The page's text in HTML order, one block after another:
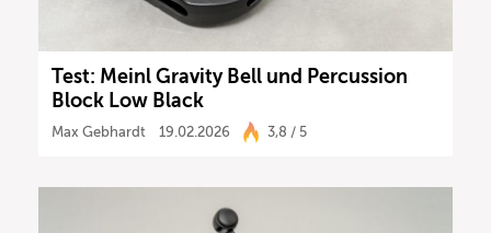
Test: Meinl Gravity Bell und Percussion
Block Low Black
Max Gebhardt 19.02.2026 3,8 / 5